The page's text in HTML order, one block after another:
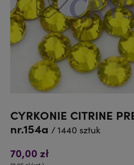
CYRKONIE CITRINE
nr.154a / 1440 sztuk
70,00 zł